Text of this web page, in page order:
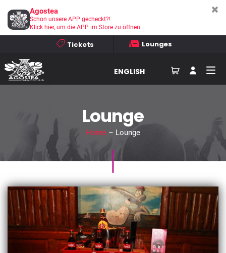
Tickets Lounges
ENGLISH
Lounge
Home– Lounge
Agostea
Schon unsere APP gecheckt?!
Klick hier, um die APP im Store zu öffnen